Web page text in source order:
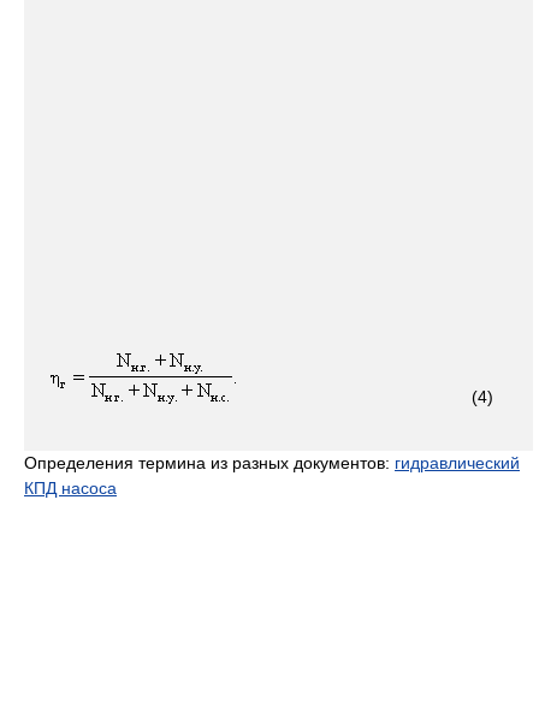
(4)
Определения термина из разных документов: гидравлический
КПД насоса